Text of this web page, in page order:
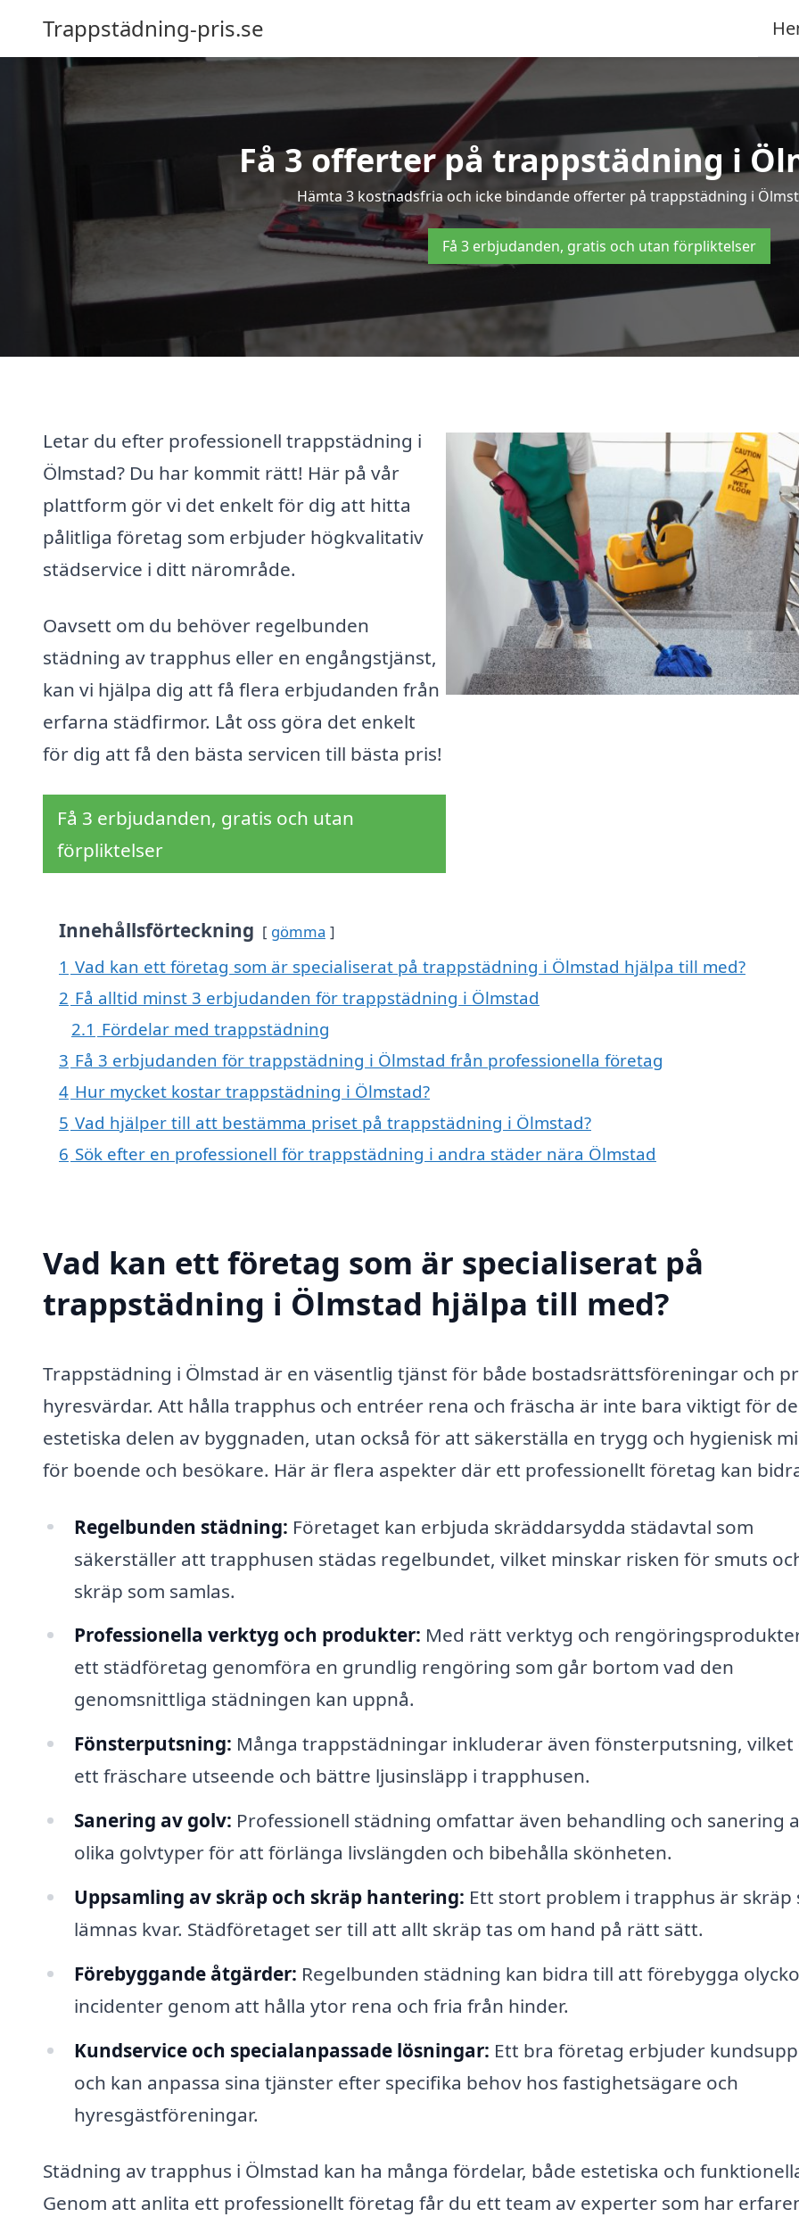
Trappstädning-pris.se
Få 3 offerter på trappstädning i
Hämta 3 kostnadsfria och icke bindande offerter på trappstädning i
Få 3 erbjudanden, gratis och utan förpliktelser
Letar du efter professionell trappstädning i
Ölmstad? Du har kommit rätt! Här på vår
plattform gör vi det enkelt för dig att hitta
pålitliga företag som erbjuder högkvalitativ
städservice i ditt närområde.
Oavsett om du behöver regelbunden
städning av trapphus eller en engångstjänst,
kan vi hjälpa dig att få flera erbjudanden från
erfarna städfirmor. Låt oss göra det enkelt
för dig att få den bästa servicen till bästa pris!
Få 3 erbjudanden, gratis och utan
förpliktelser
Innehållsförteckning gömma
1 Vad kan ett företag som är specialiserat på trappstädning i Ölmstad hjälpa till med?
2 Få alltid minst 3 erbjudanden för trappstädning i Ölmstad
2.1 Fördelar med trappstädning
3 Få 3 erbjudanden för trappstädning i Ölmstad från professionella företag
4 Hur mycket kostar trappstädning i Ölmstad?
5 Vad hjälper till att bestämma priset på trappstädning i Ölmstad?
6 Sök efter en professionell för trappstädning i andra städer nära Ölmstad
Vad kan ett företag som är specialiserat på
trappstädning i Ölmstad hjälpa till med?
Trappstädning i Ölmstad är en väsentlig tjänst för både bostadsrättsföreningar och
hyresvärdar. Att hålla trapphus och entréer rena och fräscha är inte bara viktigt för
estetiska delen av byggnaden, utan också för att säkerställa en trygg och hygienisk
för boende och besökare. Här är flera aspekter där ett professionellt företag kan
Regelbunden städning: Företaget kan erbjuda skräddarsydda städavtal som
säkerställer att trapphusen städas regelbundet, vilket minskar risken för smuts
skräp som samlas.
Professionella verktyg och produkter: Med rätt verktyg och
ett städföretag genomföra en grundlig rengöring som går bortom vad den
genomsnittliga städningen kan uppnå.
Fönsterputsning: Många trappstädningar inkluderar även fönsterputsning, vilket
ett fräschare utseende och bättre ljusinsläpp i trapphusen.
Sanering av golv: Professionell städning omfattar även behandling och sanering
olika golvtyper för att förlänga livslängden och bibehålla skönheten.
Uppsamling av skräp och skräp hantering: Ett stort problem i trapphus är skräp
lämnas kvar. Städföretaget ser till att allt skräp tas om hand på rätt sätt.
Förebyggande åtgärder: Regelbunden städning kan bidra till att förebygga
incidenter genom att hålla ytor rena och fria från hinder.
Kundservice och specialanpassade lösningar: Ett bra företag erbjuder
och kan anpassa sina tjänster efter specifika behov hos fastighetsägare och
hyresgästföreningar.
Städning av trapphus i Ölmstad kan ha många fördelar, både estetiska och
Genom att anlita ett professionellt företag får du ett team av experter som har